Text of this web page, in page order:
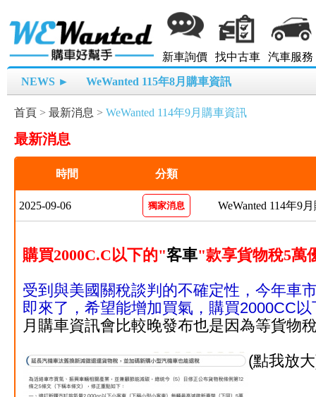
新車詢價 找中古車 汽車服務
NEWS ► WeWanted 115年8月購車資訊
首頁 > 最新消息 > WeWanted 114年9月購車資訊
最新消息
時間 分類
2025-09-06 獨家消息 WeWanted 114年9
購買2000C.C以下的"客車"款享貨物稅5萬
受到與美國關稅談判的不確定性，今年車
即來了，希望能增加買氣，購買2000CC
月購車資訊會比較晚發布也是因為等貨物
(點我放